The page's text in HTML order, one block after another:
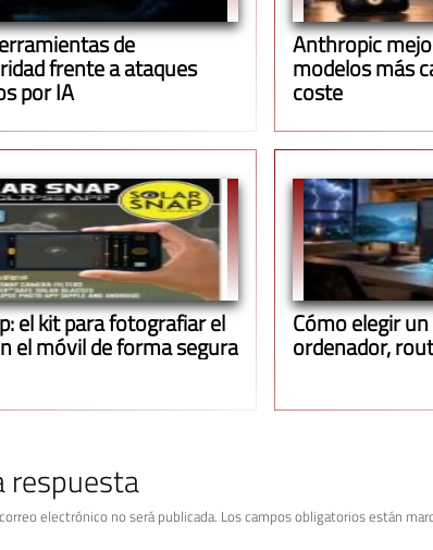
de
frente a ataques
por IA
Anthropic
modelos más
coste
el kit para fotografiar el
el móvil de forma segura
Cómo elegir
ordenador,
respuesta
electrónico no será publicada. Los campos obligatorios están